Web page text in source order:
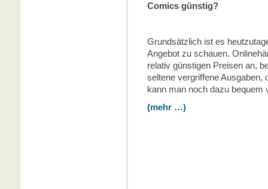
Comics günstig?
Grundsätzlich ist es
Angebot zu schauen.
relativ günstigen Preisen an,
seltene vergriffene Ausgaben,
kann man noch dazu bequem
(mehr …)